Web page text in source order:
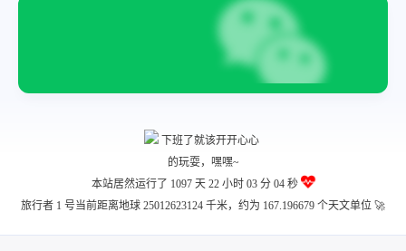
本站居然运行了 1097 天22 小时 03 分 04 秒
旅行者 1 号当前距离地球 25012623124 千米，约为 167.196679 个天文单位 🚀